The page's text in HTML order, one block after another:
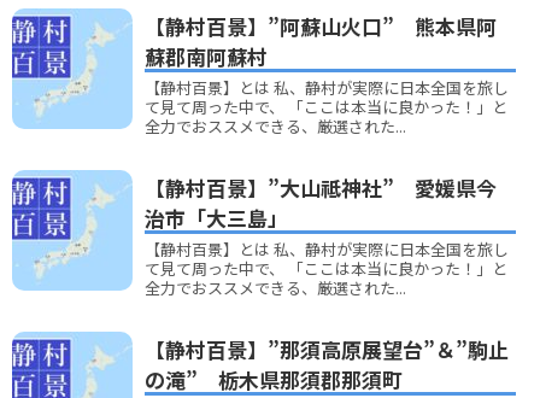
【静村百景】”阿蘇山火口” 熊本県阿
蘇郡南阿蘇村
【静村百景】とは 私、静村が実際に日本全国を旅し
て見て周った中で、 「ここは本当に良かった！」と
全力でおススメできる、厳選された...
【静村百景】”大山祗神社” 愛媛県今
治市「大三島」
【静村百景】とは 私、静村が実際に日本全国を旅し
て見て周った中で、 「ここは本当に良かった！」と
全力でおススメできる、厳選された...
【静村百景】”那須高原展望台”＆”駒止
の滝” 栃木県那須郡那須町